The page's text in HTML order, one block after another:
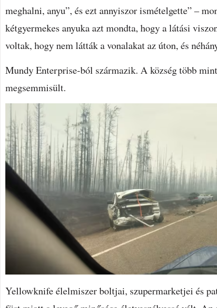
meghalni, anyu”, és ezt annyiszor ismételgette” –
kétgyermekes anyuka azt mondta, hogy a látási
voltak, hogy nem látták a vonalakat az úton, és
Mundy Enterprise-ból származik. A község több
megsemmisült.
Yellowknife élelmiszer boltjai, szupermarketjei és